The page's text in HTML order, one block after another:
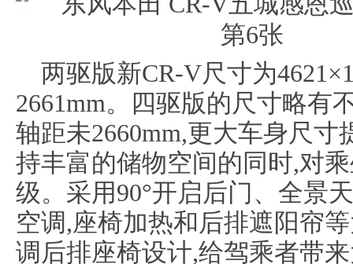
两驱版新CR-V尺寸为
2661mm。四驱版的尺寸略有
轴距未2660mm,更大车身尺
持丰富的储物空间的同时,对
级。采用90°开启后门、全景
空调,座椅加热和后排遮阳帘
调后排座椅设计,给驾乘者带